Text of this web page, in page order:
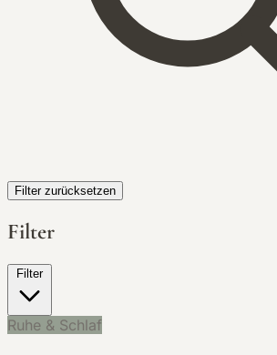
Filter zurücksetzen
Filter
Filter
Ruhe & Schlaf